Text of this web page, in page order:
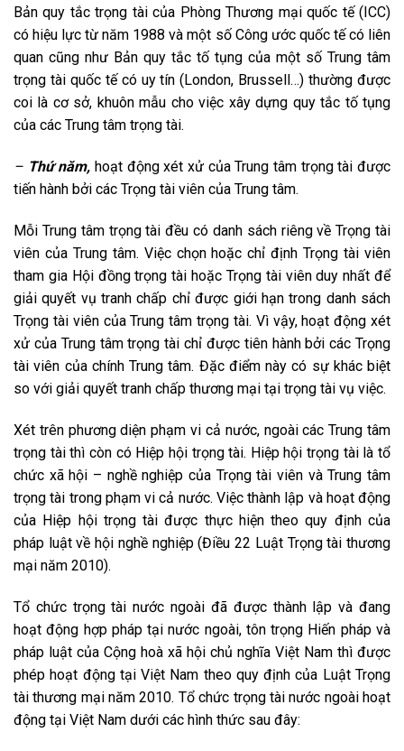
Bản quy tắc trọng tài của Phòng Thương mại quốc tế (ICC)
có hiệu lực từ năm 1988 và một số Công ước quốc tế có liên
quan cũng như Bản quy tắc tố tụng của một số Trung tâm
trọng tài quốc tế có uy tín (London, Brussell…) thường được
coi là cơ sở, khuôn mẫu cho việc xây dựng quy tắc tố tụng
của các Trung tâm trọng tài.
– Thứ năm, hoạt động xét xử của Trung tâm trọng tài được
tiến hành bởi các Trọng tài viên của Trung tâm.
Mỗi Trung tâm trọng tài đều có danh sách riêng về Trọng tài
viên của Trung tâm. Việc chọn hoặc chỉ định Trọng tài viên
tham gia Hội đồng trọng tài hoặc Trọng tài viên duy nhất để
giải quyết vụ tranh chấp chỉ được giới hạn trong danh sách
Trọng tài viên của Trung tâm trọng tài. Vì vậy, hoạt động xét
xử của Trung tâm trọng tài chỉ được tiên hành bởi các Trọng
tài viên của chính Trung tâm. Đặc điểm này có sự khác biệt
so với giải quyết tranh chấp thương mại tại trọng tài vụ việc.
Xét trên phương diện phạm vi cả nước, ngoài các Trung tâm
trọng tài thì còn có Hiệp hội trọng tài. Hiệp hội trọng tài là tổ
chức xã hội – nghề nghiệp của Trọng tài viên và Trung tâm
trọng tài trong phạm vi cả nước. Việc thành lập và hoạt động
của Hiệp hội trọng tài được thực hiện theo quy định của
pháp luật về hội nghề nghiệp (Điều 22 Luật Trọng tài thương
mại năm 2010).
Tổ chức trọng tài nước ngoài đã được thành lập và đang
hoạt động hợp pháp tại nước ngoài, tôn trọng Hiến pháp và
pháp luật của Cộng hoà xã hội chủ nghĩa Việt Nam thì được
phép hoạt động tại Việt Nam theo quy định của Luật Trọng
tài thương mại năm 2010. Tổ chức trọng tài nước ngoài hoạt
động tại Việt Nam dưới các hình thức sau đây: